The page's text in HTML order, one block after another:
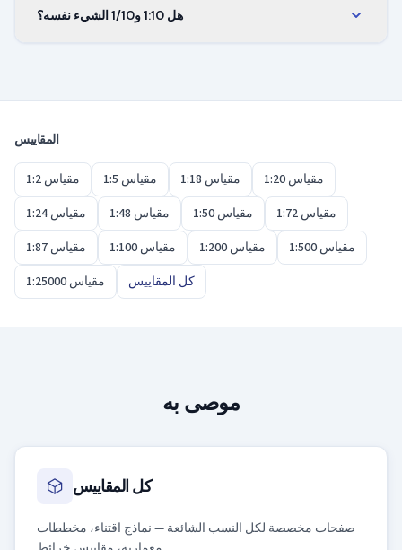
لتحصل على القيمة بمقياس 1:10. المعامل ثابت بصرف هل 1:10 و1/10 الشيء نفسه؟
متطابقان.
المقاييس
مقياس 1:2 مقياس 1:5 مقياس 1:18
مقياس 1:20
مقياس 1:24
مقياس 1:48 مقياس 1:50
مقياس 1:72
مقياس 1:87
مقياس 1:100 مقياس 1:200
مقياس 1:500
مقياس 1:25000
كل المقاييس
موصى به
كل المقاييس
صفحات مخصصة لكل النسب الشائعة — نماذج اقتناء، مخططات